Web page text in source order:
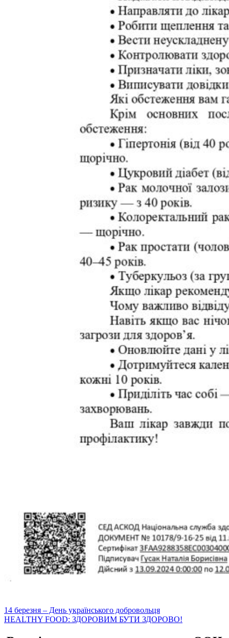
Навігація
записів
14 березня – День українського добровольця
HEАLTHY FOOD: ЗДОРОВИМ БУТИ ЗДОРОВО!